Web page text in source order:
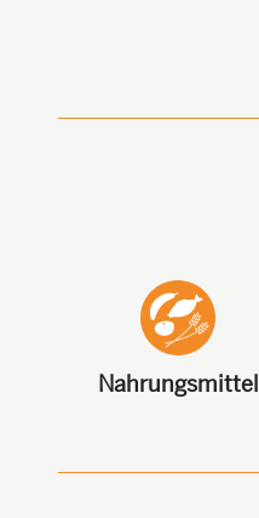
Nahrungsmittel